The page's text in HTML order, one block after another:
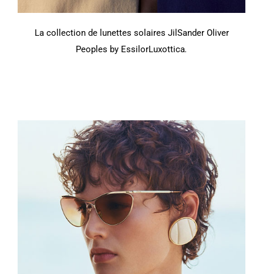
La collection de lunettes solaires JilSander Oliver
Peoples by EssilorLuxottica.